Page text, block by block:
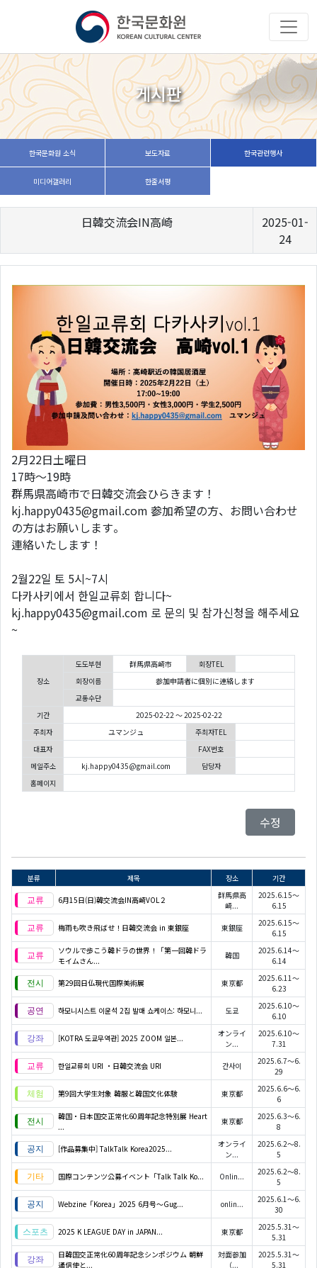
게시판
한국문화원 소식 보도자료 한국관련행사
미디어갤러리 한줄서평
日韓交流会IN高崎
2025-01-
24
2月22日土曜日
17時〜19時
群馬県高崎市で日韓交流会ひらきます！
kj.happy0435@gmail.com 参加希望の方、お問い合わせ
の方はお願いします。
連絡いたします！
2월22일 토 5시~7시
다카사키에서 한일교류회 합니다~
kj.happy0435@gmail.com 로 문의 및 참가신청을 해주세요
~
장소
도도부현 群馬県高崎市
회장TEL
회장이름
参加申請者に個別に連絡します
교통수단
기간
2025-02-22 ～ 2025-02-22
주최자
ユマンジュ
주최자TEL
대표자
FAX번호
메일주소
kj.happy0435@gmail.com
담당자
홈페이지
수정
분류 제목 장소 기간
6月15日(日)韓交流会IN高崎VOL２
群馬県高
崎...
2025.6.15～
6.15
梅雨も吹き飛ばせ！日韓交流会 in 東銀座 東銀座
2025.6.15～
6.15
ソウルで歩こう韓ドラの世界！「第一回韓ドラ
モイムさん...
韓国
2025.6.14～
6.14
第29回日仏現代国際美術展 東京都
2025.6.11～
6.23
하모니시스트 이윤석 2집 발매 쇼케이스: 하모니... 도쿄
2025.6.10～
6.10
[KOTRA 도쿄무역관] 2025 ZOOM 일본...
オンライ
ン...
2025.6.10～
7.31
한일교류회 URI ・日韓交流会 URI 간사이
2025.6.7～6.
29
第9回大学生対象 韓服と韓国文化体験 東京都
2025.6.6～6.
6
韓国・日本国交正常化60周年記念特別展 Heart
...
東京都
2025.6.3～6.
8
[作品募集中] TalkTalk Korea2025...
オンライ
ン...
2025.6.2～8.
5
国際コンテンツ公募イベント「Talk Talk Ko... Onlin...
2025.6.2～8.
5
Webzine「Korea」2025 6月号～Gug... onlin...
2025.6.1～6.
30
2025 K LEAGUE DAY in JAPAN... 東京都
2025.5.31～
5.31
日韓国交正常化60周年記念シンポジウム 朝鮮
通信使と...
対面参加
（...
2025.5.31～
5.31